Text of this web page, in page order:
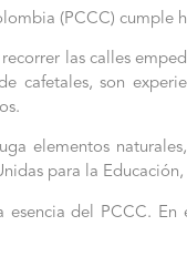
(PCCC) cumple
las calles
cafetales, son
elementos
para la
esencia del PCCC.